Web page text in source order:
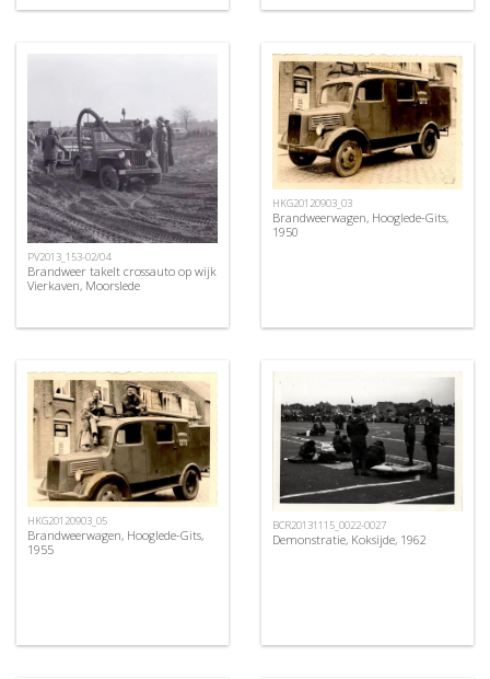
PV2013_153-02/04
Brandweer takelt crossauto op wijk
Vierkaven, Moorslede
HKG20120903_03
Brandweerwagen, Hooglede-Gits,
1950
HKG20120903_05
Brandweerwagen, Hooglede-Gits,
1955
BCR20131115_0022-0027
Demonstratie, Koksijde, 1962